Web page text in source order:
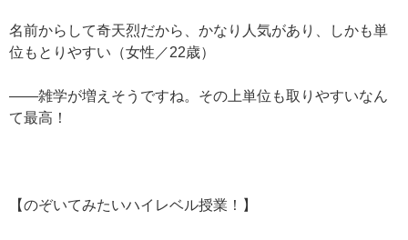
名前からして奇天烈だから、かなり人気があり、しかも単
位もとりやすい（女性／22歳）
——雑学が増えそうですね。その上単位も取りやすいなん
て最高！
【のぞいてみたいハイレベル授業！】